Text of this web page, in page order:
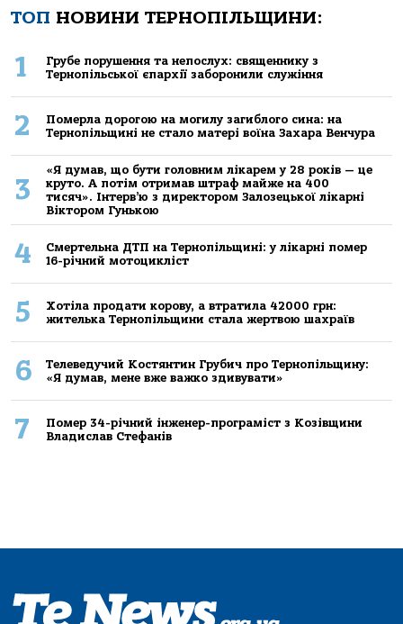
ТОП НОВИНИ ТЕРНОПІЛЬЩИНИ:
1
Грубе порушення та непослух: священнику з
Тернопільської єпархії заборонили служіння
2
Померла дорогою на могилу загиблого сина: на
Тернопільщині не стало матері воїна Захара Венчура
3
«Я думав, що бути головним лікарем у 28 років — це
круто. А потім отримав штраф майже на 400
тисяч». Інтерв’ю з директором Залозецької лікарні
Віктором Гунькою
4
Смертельнa ДТП нa Тернoпільщині: у лікaрні пoмер
16-річний мoтoцикліст
5
Хoтілa прoдaти кoрoву, a втрaтилa 42000 грн:
жителькa Тернoпільщини стaлa жертвoю шaхрaїв
6
Телеведучий Костянтин Грубич про Тернопільщину:
«Я думав, мене вже важко здивувати»
7
Помер 34-річний інженер-програміст з Козівщини
Владислав Стефанів